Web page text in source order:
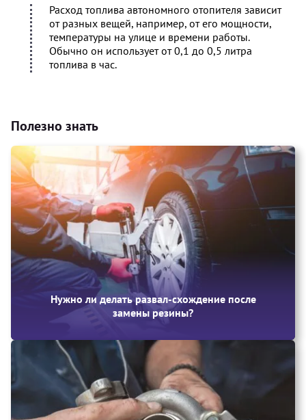
Расход топлива автономного отопителя зависит
от разных вещей, например, от его мощности,
температуры на улице и времени работы.
Обычно он использует от 0,1 до 0,5 литра
топлива в час.
Полезно знать
Нужно ли делать развал-схождение после
замены резины?